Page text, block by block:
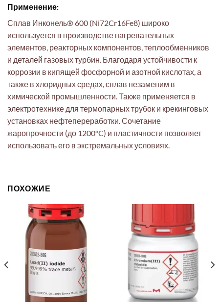
Применение:
Сплав Инконель® 600 (Ni72Cr16Fe8) широко
используется в производстве нагревательных
элементов, реакторных компонентов, теплообменников
и деталей газовых турбин. Благодаря устойчивости к
коррозии в кипящей фосфорной и азотной кислотах, а
также в хлоридных средах, сплав незаменим в
химической промышленности. Также применяется в
электротехнике для термопарных трубок и крекинговых
установках нефтепереработки. Сочетание
жаропрочности (до 1200°C) и пластичности позволяет
использовать его в экстремальных условиях.
ПОХОЖИЕ